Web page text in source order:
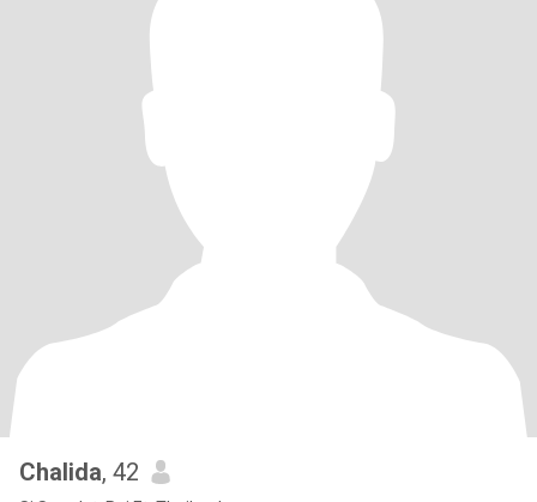
Chalida, 42